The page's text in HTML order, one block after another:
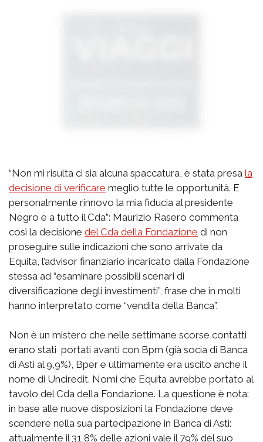
“Non mi risulta ci sia alcuna spaccatura, è stata presa la
decisione di verificare meglio tutte le opportunità. E
personalmente rinnovo la mia fiducia al presidente
Negro e a tutto il Cda”: Maurizio Rasero commenta
così la decisione del Cda della Fondazione di non
proseguire sulle indicazioni che sono arrivate da
Equita, l’advisor finanziario incaricato dalla Fondazione
stessa ad “esaminare possibili scenari di
diversificazione degli investimenti”, frase che in molti
hanno interpretato come “vendita della Banca”.
Non è un mistero che nelle settimane scorse contatti
erano stati portati avanti con Bpm (già socia di Banca
di Asti al 9,9%), Bper e ultimamente era uscito anche il
nome di Unciredit. Nomi che Equita avrebbe portato al
tavolo del Cda della Fondazione. La questione è nota:
in base alle nuove disposizioni la Fondazione deve
scendere nella sua partecipazione in Banca di Asti:
attualmente il 31,8% delle azioni vale il 79% del suo